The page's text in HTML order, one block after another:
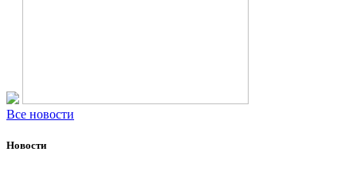
Все новости
Новости